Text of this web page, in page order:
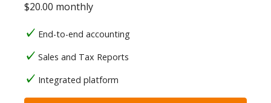
$20.00 monthly
End-to-end accounting
Sales and Tax Reports
Integrated platform